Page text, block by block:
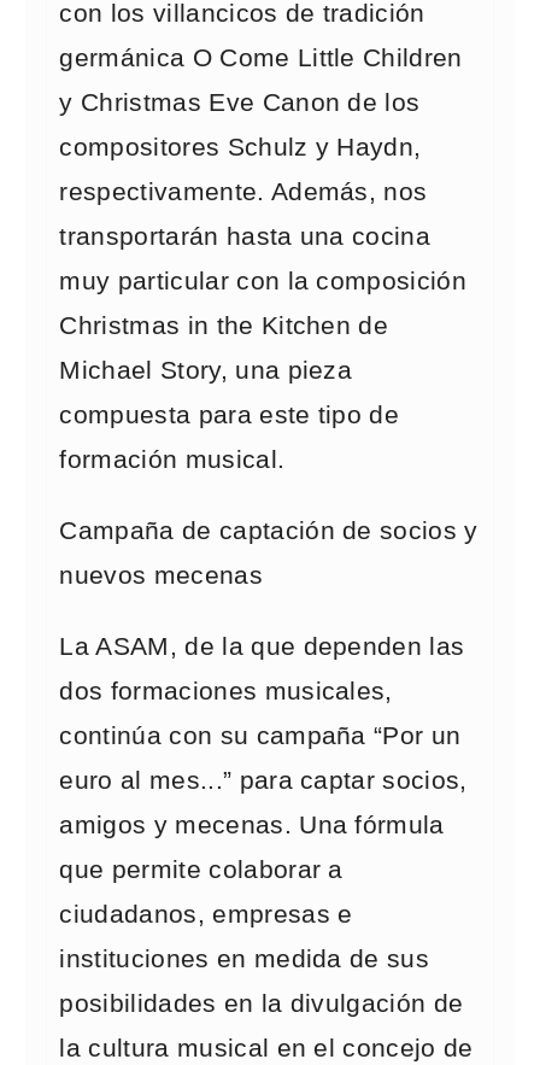
con los villancicos de tradición
germánica O Come Little Children
y Christmas Eve Canon de los
compositores Schulz y Haydn,
respectivamente. Además, nos
transportarán hasta una cocina
muy particular con la composición
Christmas in the Kitchen de
Michael Story, una pieza
compuesta para este tipo de
formación musical.
Campaña de captación de socios y
nuevos mecenas
La ASAM, de la que dependen las
dos formaciones musicales,
continúa con su campaña “Por un
euro al mes...” para captar socios,
amigos y mecenas. Una fórmula
que permite colaborar a
ciudadanos, empresas e
instituciones en medida de sus
posibilidades en la divulgación de
la cultura musical en el concejo de